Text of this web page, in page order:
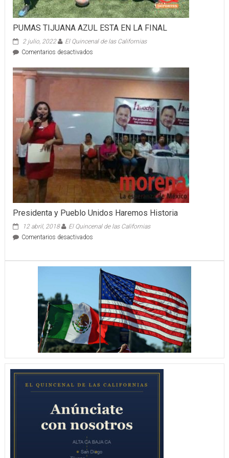
PUMAS TIJUANA AZUL ESTA EN LA FINAL
2 julio, 2022
El Quincenal de las Californias
Comentarios desactivadosen
AZUL
Presidenta y Pueblo Unidos Haremos Historia
12 abril, 2018
El Quincenal de las Californias
Comentarios desactivadosen
Unidos
Haremos
Historia